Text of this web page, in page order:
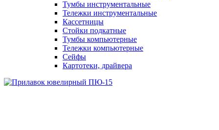
Тумбы инструментальные
Тележки инструментальные
Кассетницы
Стойки подкатные
Тумбы компьютерные
Тележки компьютерные
Сейфы
Картотеки, драйвера